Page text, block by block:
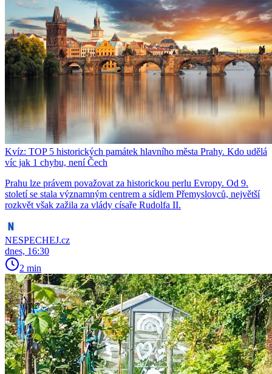
Kvíz: TOP 5 historických památek hlavního města Prahy. Kdo udělá
víc jak 1 chybu, není Čech
Prahu lze právem považovat za historickou perlu Evropy. Od 9.
století se stala významným centrem a sídlem Přemyslovců, největší
rozkvět však zažila za vlády císaře Rudolfa II.
NESPECHEJ.cz
dnes, 16:30
2 min